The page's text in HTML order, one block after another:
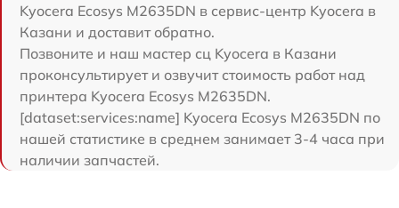
Kyocera Ecosys M2635DN в сервис-центр Kyocera в
Казани и доставит обратно.
Позвоните и наш мастер сц Kyocera в Казани
проконсультирует и озвучит стоимость работ над
принтера Kyocera Ecosys M2635DN.
[dataset:services:name] Kyocera Ecosys M2635DN по
нашей статистике в среднем занимает 3-4 часа при
наличии запчастей.